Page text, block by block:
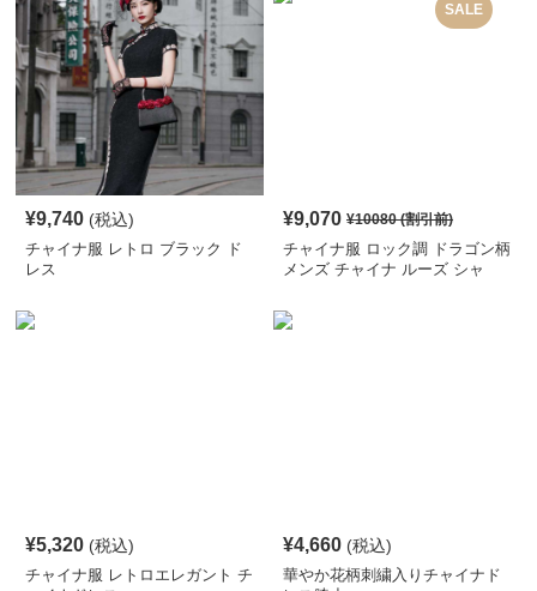
¥9,740 (税込)
チャイナ服 レトロ ブラック ド
レス
SALE
¥9,070 ¥10080(割引前)
チャイナ服 ロック調 ドラゴン柄
メンズ チャイナ ルーズ シャ
¥5,320 (税込)
チャイナ服 レトロエレガント チ
¥4,660 (税込)
華やか花柄刺繍入りチャイナド